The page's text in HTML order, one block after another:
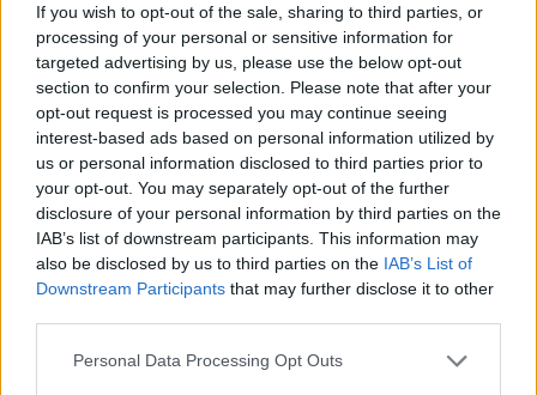
If you wish to opt-out of the sale, sharing to third parties, or
processing of your personal or sensitive information for
targeted advertising by us, please use the below opt-out
section to confirm your selection. Please note that after your
opt-out request is processed you may continue seeing
interest-based ads based on personal information utilized by
us or personal information disclosed to third parties prior to
your opt-out. You may separately opt-out of the further
disclosure of your personal information by third parties on the
IAB’s list of downstream participants. This information may
also be disclosed by us to third parties on the IAB’s List of
Downstream Participants that may further disclose it to other
Personal Data Processing Opt Outs
A közönség járt jól: kikapott a Fradi a
Realtól, de nincs oka szégyenkezni
A Ferencváros hazai pályán, csaknem telt ház előtt 2–1-
es vereséget szenvedett a José Mourinho által irányított
Real Madridtól a szombati felkészülési mérkőzésen.